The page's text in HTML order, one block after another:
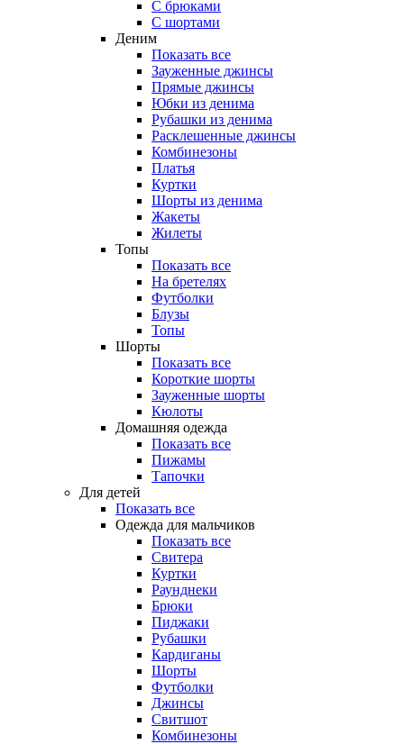
С брюками
С шортами
Деним
Показать все
Зауженные джинсы
Прямые джинсы
Юбки из денима
Рубашки из денима
Расклешенные джинсы
Комбинезоны
Платья
Куртки
Шорты из денима
Жакеты
Жилеты
Топы
Показать все
На бретелях
Футболки
Блузы
Топы
Шорты
Показать все
Короткие шорты
Зауженные шорты
Кюлоты
Домашняя одежда
Показать все
Пижамы
Тапочки
Для детей
Показать все
Одежда для мальчиков
Показать все
Свитера
Куртки
Раунднеки
Брюки
Пиджаки
Рубашки
Кардиганы
Шорты
Футболки
Джинсы
Свитшот
Комбинезоны